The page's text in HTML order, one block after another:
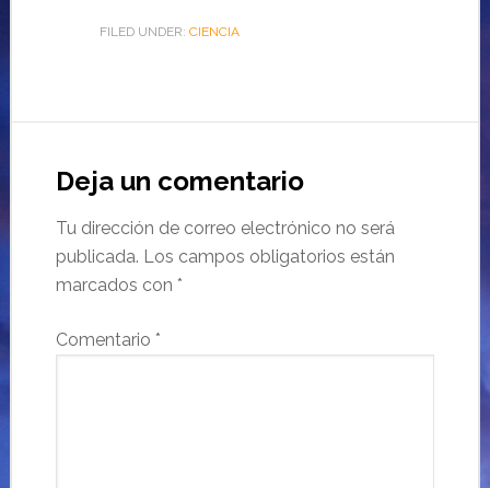
FILED UNDER: CIENCIA
Deja un comentario
Tu dirección de correo electrónico no será
publicada. Los campos obligatorios están
marcados con *
Comentario *